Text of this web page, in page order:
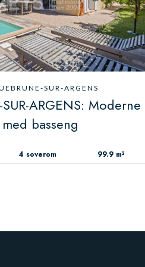
SUR-ARGENS
SUR-ARGENS: Moderne
basseng
4 soverom 99.9 m²